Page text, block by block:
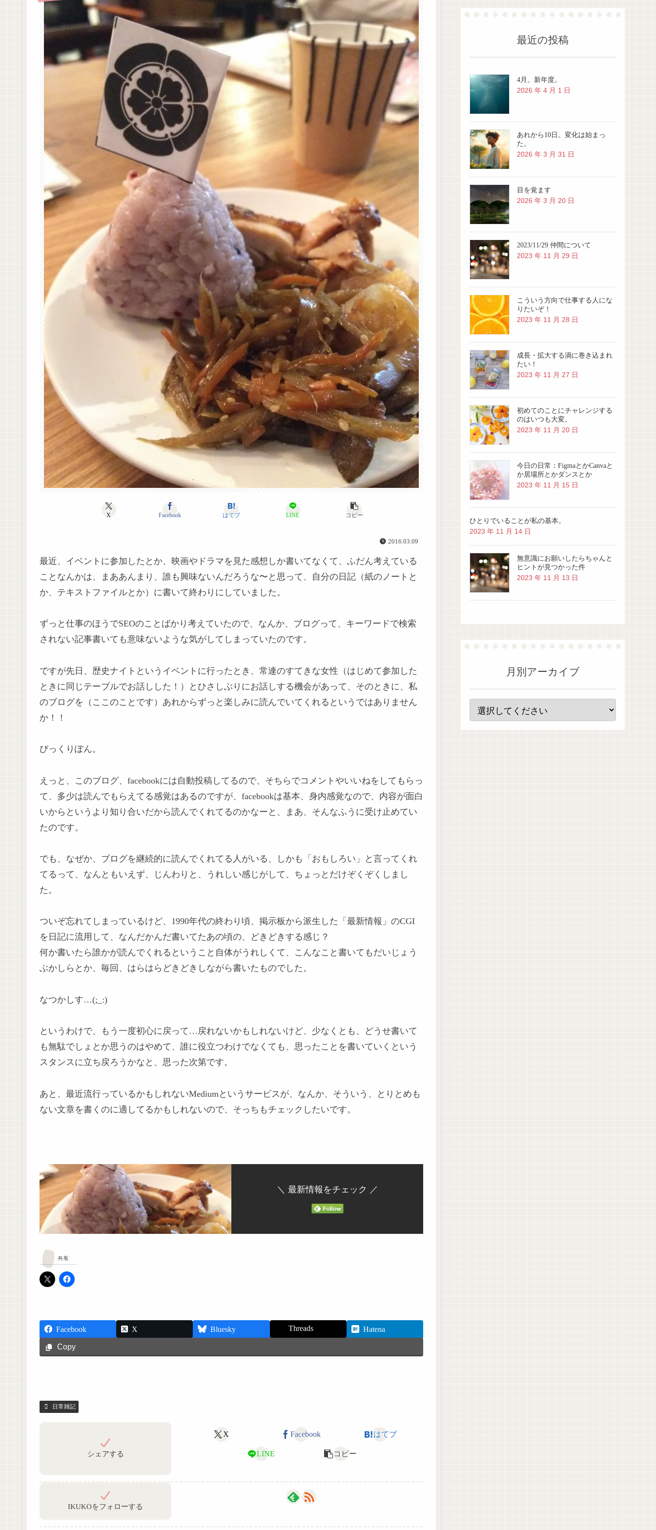
X Facebook はてブ LINE コピー
2016.03.09
最近、イベントに参加したとか、映画やドラマを見た感想しか書いてなくて、ふだん考えている
ことなんかは、まああんまり、誰も興味ないんだろうな〜と思って、自分の日記（紙のノートと
か、テキストファイルとか）に書いて終わりにしていました。
ずっと仕事のほうでSEOのことばかり考えていたので、なんか、ブログって、キーワードで検索
されない記事書いても意味ないような気がしてしまっていたのです。
ですが先日、歴史ナイトというイベントに行ったとき、常連のすてきな女性（はじめて参加した
ときに同じテーブルでお話しした！）とひさしぶりにお話しする機会があって、そのときに、私
のブログを（ここのことです）あれからずっと楽しみに読んでいてくれるというではありません
か！！
びっくりぽん。
えっと、このブログ、facebookには自動投稿してるので、そちらでコメントやいいねをしてもらっ
て、多少は読んでもらえてる感覚はあるのですが、facebookは基本、身内感覚なので、内容が面白
いからというより知り合いだから読んでくれてるのかなーと、まあ、そんなふうに受け止めてい
たのです。
でも、なぜか、ブログを継続的に読んでくれてる人がいる、しかも「おもしろい」と言ってくれ
てるって、なんともいえず、じんわりと、うれしい感じがして、ちょっとだけぞくぞくしまし
た。
ついぞ忘れてしまっているけど、1990年代の終わり頃、掲示板から派生した「最新情報」のCGI
を日記に流用して、なんだかんだ書いてたあの頃の、どきどきする感じ？
何か書いたら誰かが読んでくれるということ自体がうれしくて、こんなこと書いてもだいじょう
ぶかしらとか、毎回、はらはらどきどきしながら書いたものでした。
なつかしす…(;_:)
というわけで、もう一度初心に戻って…戻れないかもしれないけど、少なくとも、どうせ書いて
も無駄でしょとか思うのはやめて、誰に役立つわけでなくても、思ったことを書いていくという
スタンスに立ち戻ろうかなと、思った次第です。
あと、最近流行っているかもしれないMediumというサービスが、なんか、そういう、とりとめも
ない文章を書くのに適してるかもしれないので、そっちもチェックしたいです。
＼ 最新情報をチェック ／
共有:
Facebook X Bluesky Threads
Hatena
Copy
日常雑記
シェアする
X Facebook はてブ
LINE コピー
IKUKOをフォローする
最近の投稿
4月。新年度。
2026 年 4 月 1 日
あれから10日。変化は始まっ
た。
2026 年 3 月 31 日
目を覚ます
2026 年 3 月 20 日
2023/11/29 仲間について
2023 年 11 月 29 日
こういう方向で仕事する人にな
りたいぞ！
2023 年 11 月 28 日
成長・拡大する渦に巻き込まれ
たい！
2023 年 11 月 27 日
初めてのことにチャレンジする
のはいつも大変。
2023 年 11 月 20 日
今日の日常：FigmaとかCanvaと
か居場所とかダンスとか
2023 年 11 月 15 日
ひとりでいることが私の基本。
2023 年 11 月 14 日
無意識にお願いしたらちゃんと
ヒントが見つかった件
2023 年 11 月 13 日
月別アーカイブ